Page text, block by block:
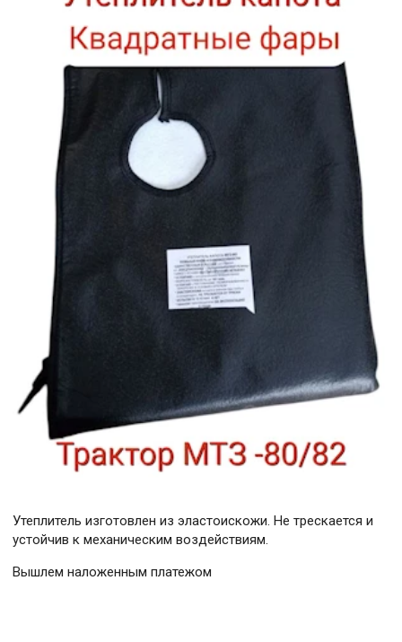
Утеплитель изготовлен из эластоискожи. Не трескается и
устойчив к механическим воздействиям.
Вышлем наложенным платежом